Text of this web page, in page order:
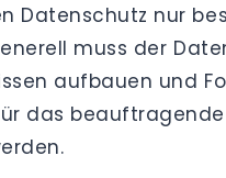
Datenschutz nur
muss der
aufbauen und
das